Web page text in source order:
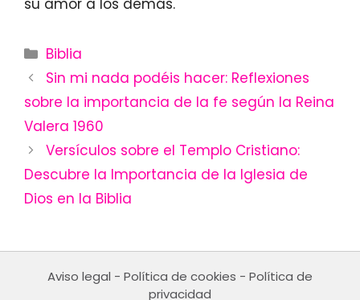
su amor a los demás.
Categories
Biblia
Sin mi nada podéis hacer: Reflexiones
sobre la importancia de la fe según la Reina
Valera 1960
Versículos sobre el Templo Cristiano:
Descubre la Importancia de la Iglesia de
Dios en la Biblia
Aviso legal - Política de cookies - Política de
privacidad